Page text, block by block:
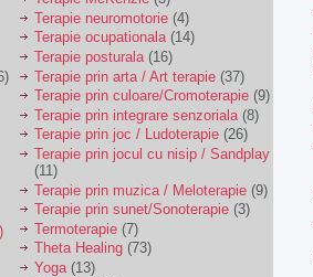
Terapie neuromotorie (4)
Terapie ocupationala(14)
Terapie posturala (16)
Terapie prin arta / Art terapie (37)
Terapie prin culoare/Cromoterapie (9)
Terapie prin integrare senzoriala (8)
Terapie prin joc / Ludoterapie (26)
Terapie prin jocul cu nisip / Sandplay
(11)
Terapie prin muzica / Meloterapie (9)
Terapie prin sunet/Sonoterapie (3)
Termoterapie (7)
Theta Healing (73)
Yoga (13)